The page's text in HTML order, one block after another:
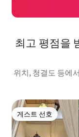
최고 평점을
위치, 청결도 등에
게스트 선호
게스트 선호